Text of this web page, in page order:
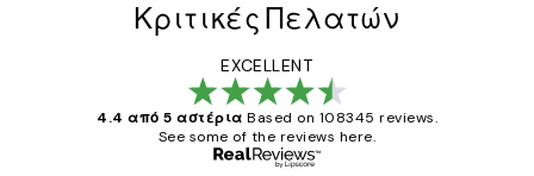
Κριτικές Πελατών
EXCELLENT
4.4 από 5 αστέρια Based on 108345 reviews.
See some of the reviews here.